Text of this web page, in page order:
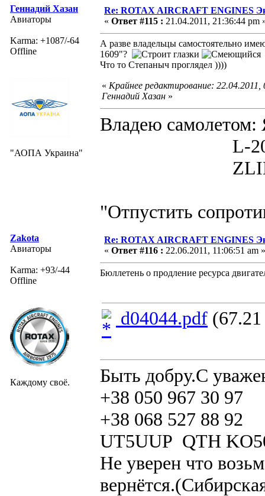
Геннадий Хазан
Авиаторы
Karma: +1087/-64
Offline
"АОПА Украина"
Re: ROTAX AIRCRAFT ENGINES
« Ответ #115 : 21.04.2011, 21:36:44 pm
А разве владельцы самостоятельно
1609"?
Что то Степаныч проглядел ))))
« Крайнее редактирование:
Геннадий Хазан »
Владею
L-200D
ZLIN 526
"Отпустить
Zakota
Авиаторы
Karma: +93/-44
Offline
Каждому своё.
Re: ROTAX AIRCRAFT ENGINES
« Ответ #116 : 22.06.2011, 11:06:51 am »
Бюллетень о продление ресурса
d04044.pdf
Быть добру.С
+38 050 967 30 97
+38 068 527 88 92
UT5UUP QTH
Не уверен что